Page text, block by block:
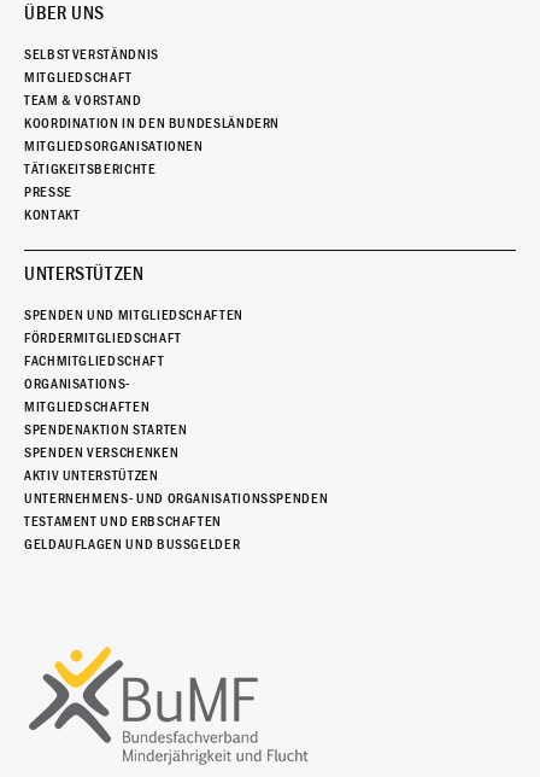
ÜBER UNS
SELBSTVERSTÄNDNIS
MITGLIEDSCHAFT
TEAM & VORSTAND
KOORDINATION IN DEN BUNDESLÄNDERN
MITGLIEDSORGANISATIONEN
TÄTIGKEITSBERICHTE
PRESSE
KONTAKT
UNTERSTÜTZEN
SPENDEN UND MITGLIEDSCHAFTEN
FÖRDERMITGLIEDSCHAFT
FACHMITGLIEDSCHAFT
ORGANISATIONS-
MITGLIEDSCHAFTEN
SPENDENAKTION STARTEN
SPENDEN VERSCHENKEN
AKTIV UNTERSTÜTZEN
UNTERNEHMENS- UND ORGANISATIONSSPENDEN
TESTAMENT UND ERBSCHAFTEN
GELDAUFLAGEN UND BUSSGELDER